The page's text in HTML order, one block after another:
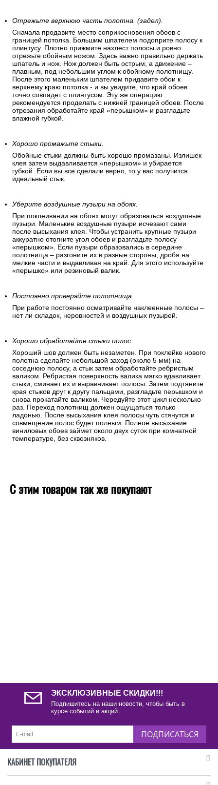
Отрежьте верхнюю часть полотна. (задел).
Сначала продавите место соприкосновения обоев с
границей потолка. Большим шпателем подоприте полосу к
плинтусу. Плотно прижмите нахлест полосы и ровно
отрежьте обойным ножом. Здесь важно правильно держать
шпатель и нож. Нож должен быть острым, а движение –
плавным, под небольшим углом к обойному полотнищу.
После этого маленьким шпателем придавите обои к
верхнему краю потолка - и вы увидите, что край обоев
точно совпадет с плинтусом. Эту же операцию
рекомендуется проделать с нижней границей обоев. После
отрезания обработайте край «перышком» и разгладьте
влажной губкой.
Хорошо промажьте стыки.
Обойные стыки должны быть хорошо промазаны. Излишек
клея затем выдавливается «перышком» и убирается
губкой. Если вы все сделали верно, то у вас получится
идеальный стык.
Уберите воздушные пузыри на обоях.
При поклеивании на обоях могут образоваться воздушные
пузыри. Маленькие воздушные пузыри исчезают сами
после высыхания клея. Чтобы устранить крупные пузыри
аккуратно отогните угол обоев и разгладьте полосу
«перышком». Если пузыри образовались в середине
полотнища – разгоните их в разные стороны, дробя на
мелкие части и выдавливая на край. Для этого используйте
«перышко» или резиновый валик.
Постоянно проверяйте полотнища.
При работе постоянно осматривайте наклеенные полосы –
нет ли складок, неровностей и воздушных пузырей.
Хорошо обработайте стыки полос.
Хороший шов должен быть незаметен. При поклейке нового
полотна сделайте небольшой заход (около 5 мм) на
соседнюю полосу, а стык затем обработайте ребристым
валиком. Ребристая поверхность валика мягко вдавливает
стыки, сминает их и выравнивает полосы. Затем подтяните
края стыков друг к другу пальцами, разгладьте перышком и
снова прокатайте валиком. Чередуйте этот цикл несколько
раз. Переход полотнищ должен ощущаться только
ладонью. После высыхания клея полосы чуть стянутся и
совмещение полос будет полным. Полное высыхание
виниловых обоев займет около двух суток при комнатной
температуре, без сквозняков.
С этим товаром так же покупают
ЭКСКЛЮЗИВНЫЕ СКИДКИ!!!
Подпишитесь на наши новости, чтобы быть в
курсе событий и акций.
ПОДПИСАТЬСЯ
КАБИНЕТ ПОКУПАТЕЛЯ